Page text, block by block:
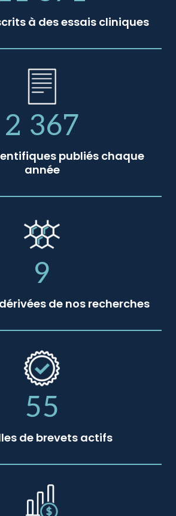
à des essais cliniques
2 367
publiés chaque
année
9
de nos recherches
55
de brevets actifs